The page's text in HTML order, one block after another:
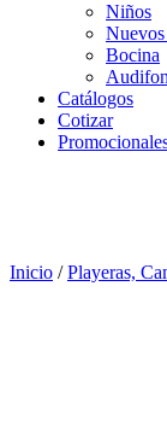
Niños
Bocina
Catálogos
Cotizar
Inicio /Playeras,